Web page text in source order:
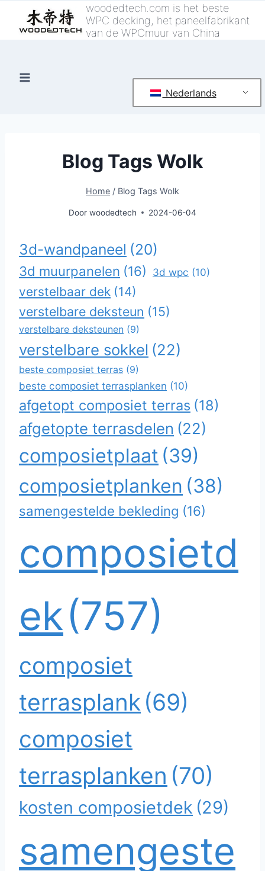
Overslaan
woodedtech.com is het beste
WPC decking, het paneelfabrikant
van de WPCmuur van China
Nederlands
Blog Tags Wolk
Home / Blog Tags Wolk
Door woodedtech 2024-06-04
3d-wandpaneel (20)
3d muurpanelen (16) 3d wpc (10)
verstelbaar dek (14)
verstelbare deksteun (15)
verstelbare deksteunen (9)
verstelbare sokkel (22)
beste composiet terras (9)
beste composiet terrasplanken (10)
afgetopt composiet terras (18)
afgetopte terrasdelen (22)
composietplaat (39)
composietplanken (38)
samengestelde bekleding (16)
composietd
ek(757)
composiet
terrasplank (69)
composiet
terrasplanken (70)
kosten composietdek (29)
samengeste